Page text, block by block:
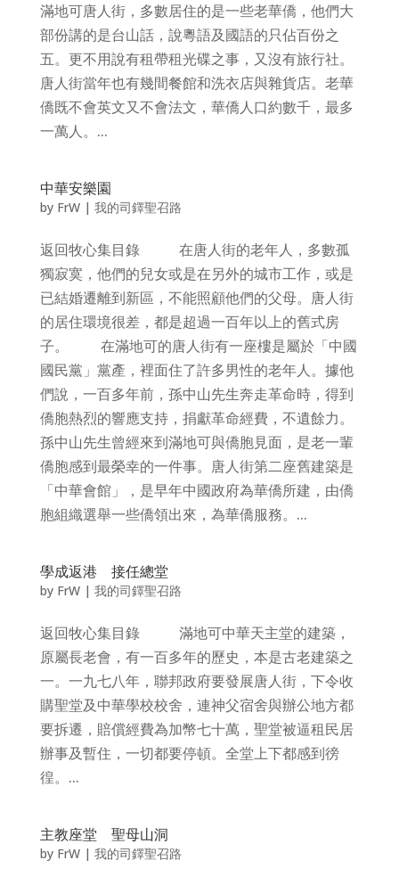
滿地可唐人街，多數居住的是一些老華僑，他們大
部份講的是台山話，說粵語及國語的只佔百份之
五。更不用說有租帶租光碟之事，又沒有旅行社。
唐人街當年也有幾間餐館和洗衣店與雜貨店。老華
僑既不會英文又不會法文，華僑人口約數千，最多
一萬人。...
中華安樂園
by FrW| 我的司鐸聖召路
返回牧心集目錄 在唐人街的老年人，多數孤
獨寂寞，他們的兒女或是在另外的城市工作，或是
已結婚遷離到新區，不能照顧他們的父母。唐人街
的居住環境很差，都是超過一百年以上的舊式房
子。 在滿地可的唐人街有一座樓是屬於「中國
國民黨」黨產，裡面住了許多男性的老年人。據他
們說，一百多年前，孫中山先生奔走革命時，得到
僑胞熱烈的響應支持，捐獻革命經費，不遺餘力。
孫中山先生曾經來到滿地可與僑胞見面，是老一輩
僑胞感到最榮幸的一件事。唐人街第二座舊建築是
「中華會館」，是早年中國政府為華僑所建，由僑
胞組織選舉一些僑領出來，為華僑服務。...
學成返港 接任總堂
by FrW| 我的司鐸聖召路
返回牧心集目錄 滿地可中華天主堂的建築，
原屬長老會，有一百多年的歷史，本是古老建築之
一。一九七八年，聯邦政府要發展唐人街，下令收
購聖堂及中華學校校舍，連神父宿舍與辦公地方都
要拆遷，賠償經費為加幣七十萬，聖堂被逼租民居
辦事及暫住，一切都要停頓。全堂上下都感到徬
徨。...
主教座堂 聖母山洞
by FrW| 我的司鐸聖召路